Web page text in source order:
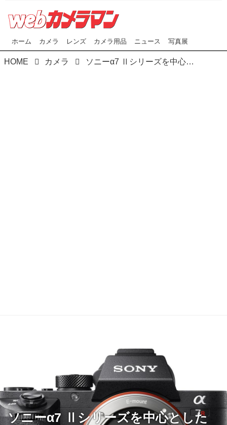
ホーム カメラ レンズ カメラ用品 ニュース 写真展
HOME カメラ ソニーα7 Ⅱシリーズを中心とした既存モデル計5機種､ 最新ファームアップでプロフェッショナルユースにも応える 多数の機能追加!
ソニーα7 Ⅱシリーズを中心とした